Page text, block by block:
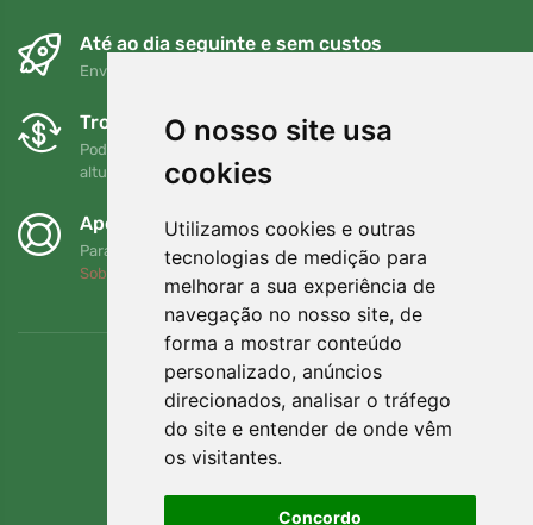
O nosso site usa
cookies
Utilizamos cookies e outras
tecnologias de medição para
melhorar a sua experiência de
navegação no nosso site, de
forma a mostrar conteúdo
personalizado, anúncios
direcionados, analisar o tráfego
do site e entender de onde vêm
os visitantes.
Concordo
Até ao dia seguinte e sem custos
Envio gratuito para encomendas superiores a 80 EUR
Trocas e devoluções gratuitas
Pode devolver ou trocar a sua encomenda em qualquer
altura no prazo de 90 dias
Apoiamos a Trees.org
Para cada encomenda plantamos uma árvore! Leia mais
Sobre nós